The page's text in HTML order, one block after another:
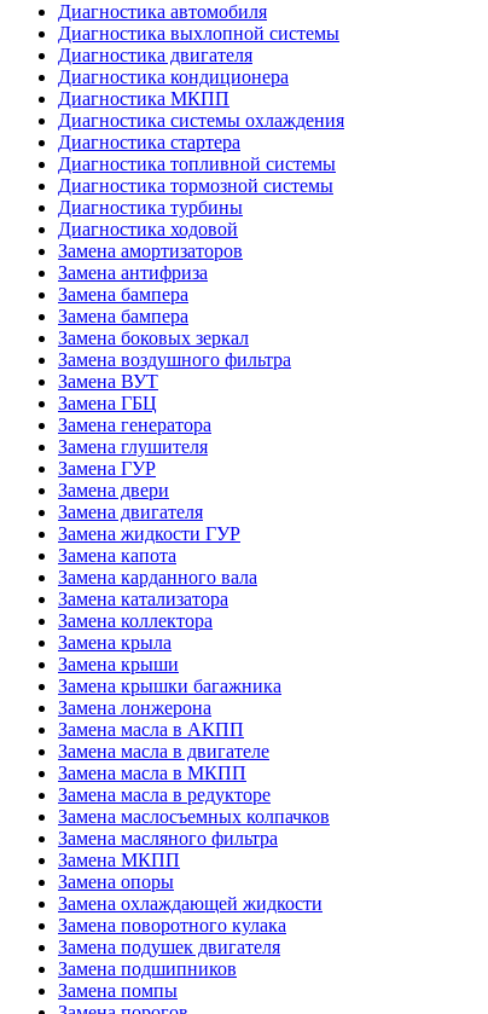
Диагностика автомобиля
Диагностика выхлопной системы
Диагностика двигателя
Диагностика кондиционера
Диагностика МКПП
Диагностика системы охлаждения
Диагностика стартера
Диагностика топливной системы
Диагностика тормозной системы
Диагностика турбины
Диагностика ходовой
Замена амортизаторов
Замена антифриза
Замена бампера
Замена бампера
Замена боковых зеркал
Замена воздушного фильтра
Замена ВУТ
Замена ГБЦ
Замена генератора
Замена глушителя
Замена ГУР
Замена двери
Замена двигателя
Замена жидкости ГУР
Замена капота
Замена карданного вала
Замена катализатора
Замена коллектора
Замена крыла
Замена крыши
Замена крышки багажника
Замена лонжерона
Замена масла в АКПП
Замена масла в двигателе
Замена масла в МКПП
Замена масла в редукторе
Замена маслосъемных колпачков
Замена масляного фильтра
Замена МКПП
Замена опоры
Замена охлаждающей жидкости
Замена поворотного кулака
Замена подушек двигателя
Замена подшипников
Замена помпы